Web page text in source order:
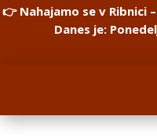
👉 Nahajamo se v Ribnici
Danes je: